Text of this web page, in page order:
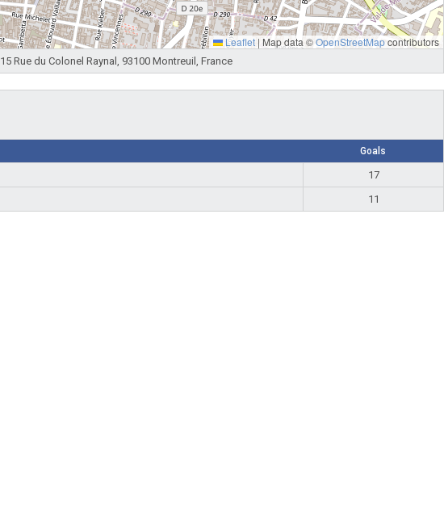
Leaflet | Map data ©OpenStreetMapcontributors
15 Rue du Colonel Raynal, 93100 Montreuil, France
Goals
17
11